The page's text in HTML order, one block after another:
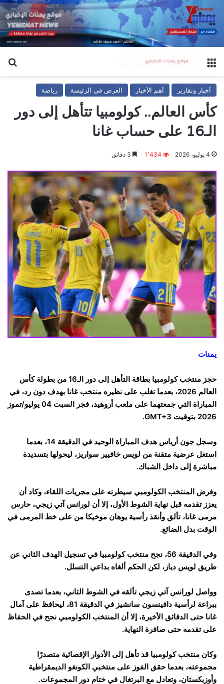
القائمة
أخبار وتقارير أهم الأخبار العرض في الرئيسة رياضة
كأس العالم.. كولومبيا تتأهل إلى دور
الـ16 على حساب غانا
4 يوليو، 2026 1٬434
يمنات
حجز منتخب كولومبيا بطاقة التأهل إلى دور الـ16 من بطولة كأس
العالم 2026، بعدما تغلب على نظيره منتخب غانا بهدف دون رد، في
المباراة التي جمعتهما على ملعب أروهيد، فجر السبت 04 يوليو/تموز
2026 بتوقيت GMT+3.
وسجل جون أرياس هدف المباراة الوحيد في الدقيقة 14، بعدما
استغل عرضية متقنة من لويس خافيير سواريز، ليحولها بتسديدة
مباشرة إلى داخل الشباك.
وفرض المنتخب الكولومبي سيطرته على مجريات اللقاء، وكاد أن
يعزز تقدمه قبل نهاية الشوط الأول، إلا أن لورانس آتي زيجي، حارس
مرمى غانا، تألق وأنقذ رأسية يوهان موخيكا من على خط المرمى في
الوقت بدل الضائع.
وفي الدقيقة 56، نجح منتخب كولومبيا في تسجيل الهدف الثاني عن
طريق لويس دياز، لكن الحكم ألغاه بداعي التسلل.
وواصل لورانس آتي زيجي تألقه في الشوط الثاني، بعدما تصدى
ببراعة لرأسية دافينسون سانشيز في الدقيقة 81، ليحافظ على آمال
غانا حتى الدقائق الأخيرة، إلا أن المنتخب الكولومبي نجح في الحفاظ
على تقدمه حتى صافرة النهاية.
وكان منتخب كولومبيا قد تأهل إلى الأدوار الإقصائية متصدرًا
مجموعته، بعدما حقق الفوز على منتخبي الكونغو الديمقراطية
وأوزبكستان، وتعادل مع البرتغال في ختام دور المجموعات.